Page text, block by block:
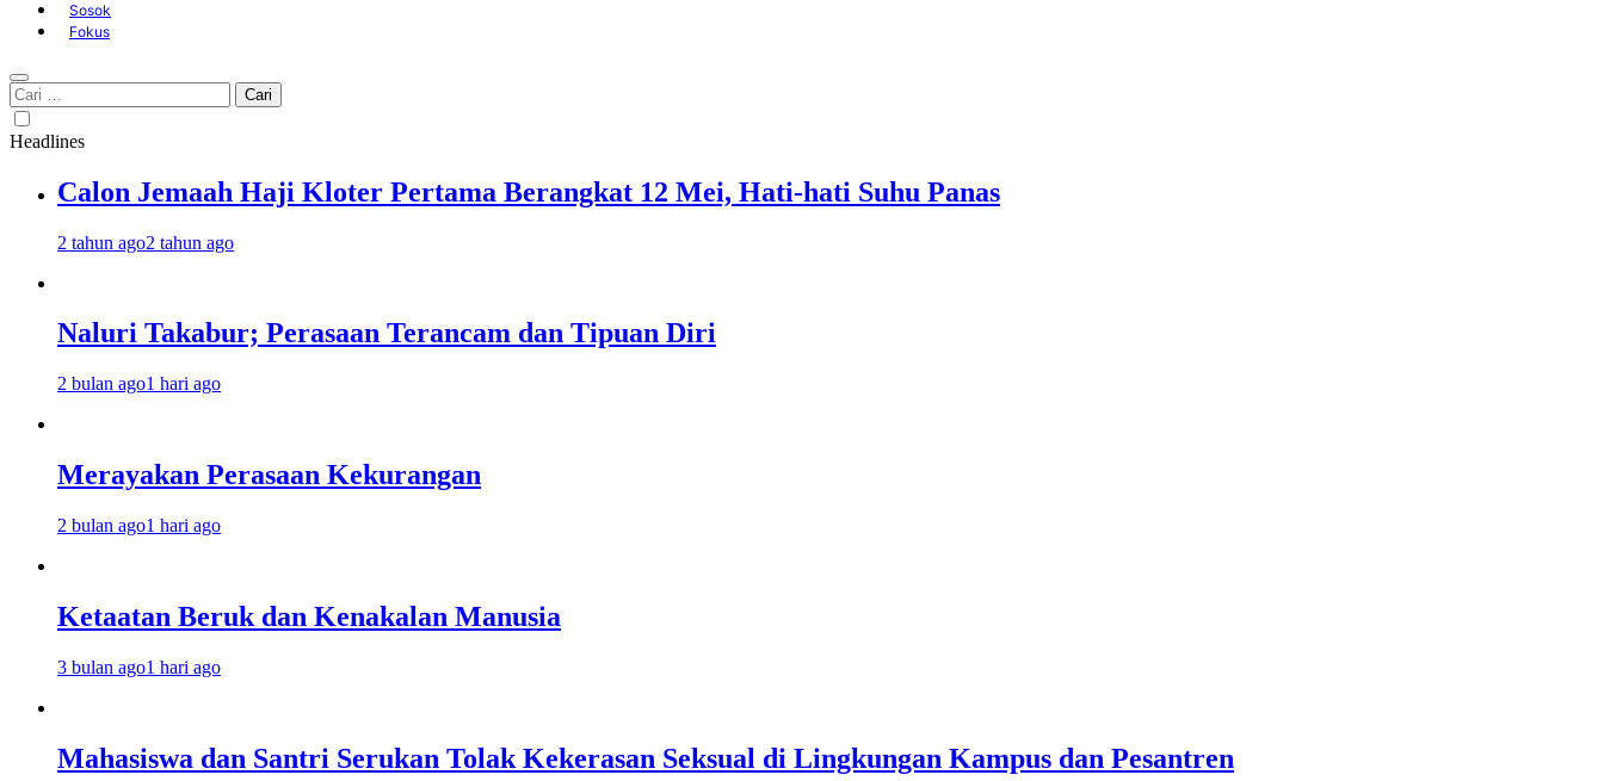
Sosok
Fokus
Cari
untuk:
Headlines
Calon Jemaah Haji Kloter Pertama Berangkat 12 Mei, Hati-hati Suhu Panas
2 tahun ago2 tahun ago
Naluri Takabur; Perasaan Terancam dan Tipuan Diri
2 bulan ago1 hari ago
Merayakan Perasaan Kekurangan
2 bulan ago1 hari ago
Ketaatan Beruk dan Kenakalan Manusia
3 bulan ago1 hari ago
Mahasiswa dan Santri Serukan Tolak Kekerasan Seksual di Lingkungan Kampus dan Pesantren